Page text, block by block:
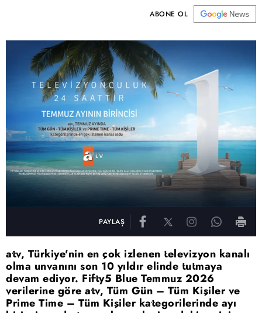
ABONE OL
PAYLAŞ
atv, Türkiye'nin en çok izlenen televizyon kanalı
olma unvanını son 10 yıldır elinde tutmaya
devam ediyor. Fifty5 Blue Temmuz 2026
verilerine göre atv, Tüm Gün – Tüm Kişiler ve
Prime Time – Tüm Kişiler kategorilerinde ayı